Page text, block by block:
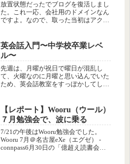
放置状態だったでブログを復活しまし
た。これ一応、会社用のドメインなん
ですよ。なので、取った当初はアクセ
ログとしては「どうよ」と思うような
個人ネタばかりになってきたので、途
中...
英会話入門〜中学校卒業レベ
ル〜
先週は、月曜が祝日で曜日が混乱し
て、火曜なのに月曜と思い込んでいた
ため、英会話教室をすっぽかしてしま
うまで全然気づいていかなったとい
う…(~_~;)で今日はちゃんと...
【レポート】Wooru（ウール）
７月勉強会で、波に乗る
7/21の午後はWooru勉強会でした。
Wooru 7月＠名古屋eXe（エグゼ） -
connpass6月30日の「億超え読書会」